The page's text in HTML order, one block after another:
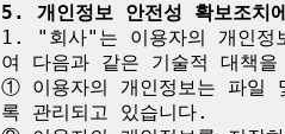
5. 개인정보 안전성 확보조치
1. "회사"는 이용자의 개인정
여 다음과 같은 기술적 대책을
① 이용자의 개인정보는 파일
록 관리되고 있습니다.